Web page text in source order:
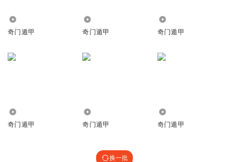
奇门遁甲 奇门遁甲 奇门遁甲
奇门遁甲 奇门遁甲 奇门遁甲
换一批